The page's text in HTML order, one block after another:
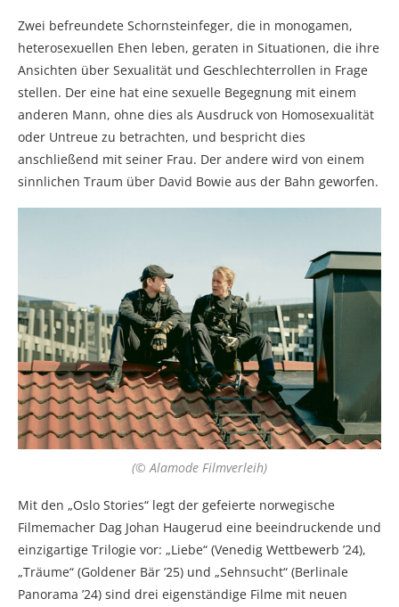
Zwei befreundete Schornsteinfeger, die in monogamen,
heterosexuellen Ehen leben, geraten in Situationen, die ihre
Ansichten über Sexualität und Geschlechterrollen in Frage
stellen. Der eine hat eine sexuelle Begegnung mit einem
anderen Mann, ohne dies als Ausdruck von Homosexualität
oder Untreue zu betrachten, und bespricht dies
anschließend mit seiner Frau. Der andere wird von einem
sinnlichen Traum über David Bowie aus der Bahn geworfen.
(© Alamode Filmverleih)
Mit den „Oslo Stories“ legt der gefeierte norwegische
Filmemacher Dag Johan Haugerud eine beeindruckende und
einzigartige Trilogie vor: „Liebe“ (Venedig Wettbewerb ’24),
„Träume“ (Goldener Bär ’25) und „Sehnsucht“ (Berlinale
Panorama ’24) sind drei eigenständige Filme mit neuen